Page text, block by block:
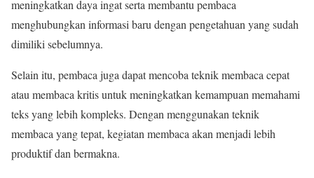
meningkatkan daya ingat serta membantu pembaca
menghubungkan informasi baru dengan pengetahuan yang sudah
dimiliki sebelumnya.
Selain itu, pembaca juga dapat mencoba teknik membaca cepat
atau membaca kritis untuk meningkatkan kemampuan memahami
teks yang lebih kompleks. Dengan menggunakan teknik
membaca yang tepat, kegiatan membaca akan menjadi lebih
produktif dan bermakna.